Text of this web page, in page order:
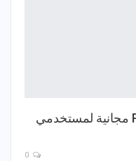
تعرَّف على أفضل محولات PDF مجانية لمستخدمي